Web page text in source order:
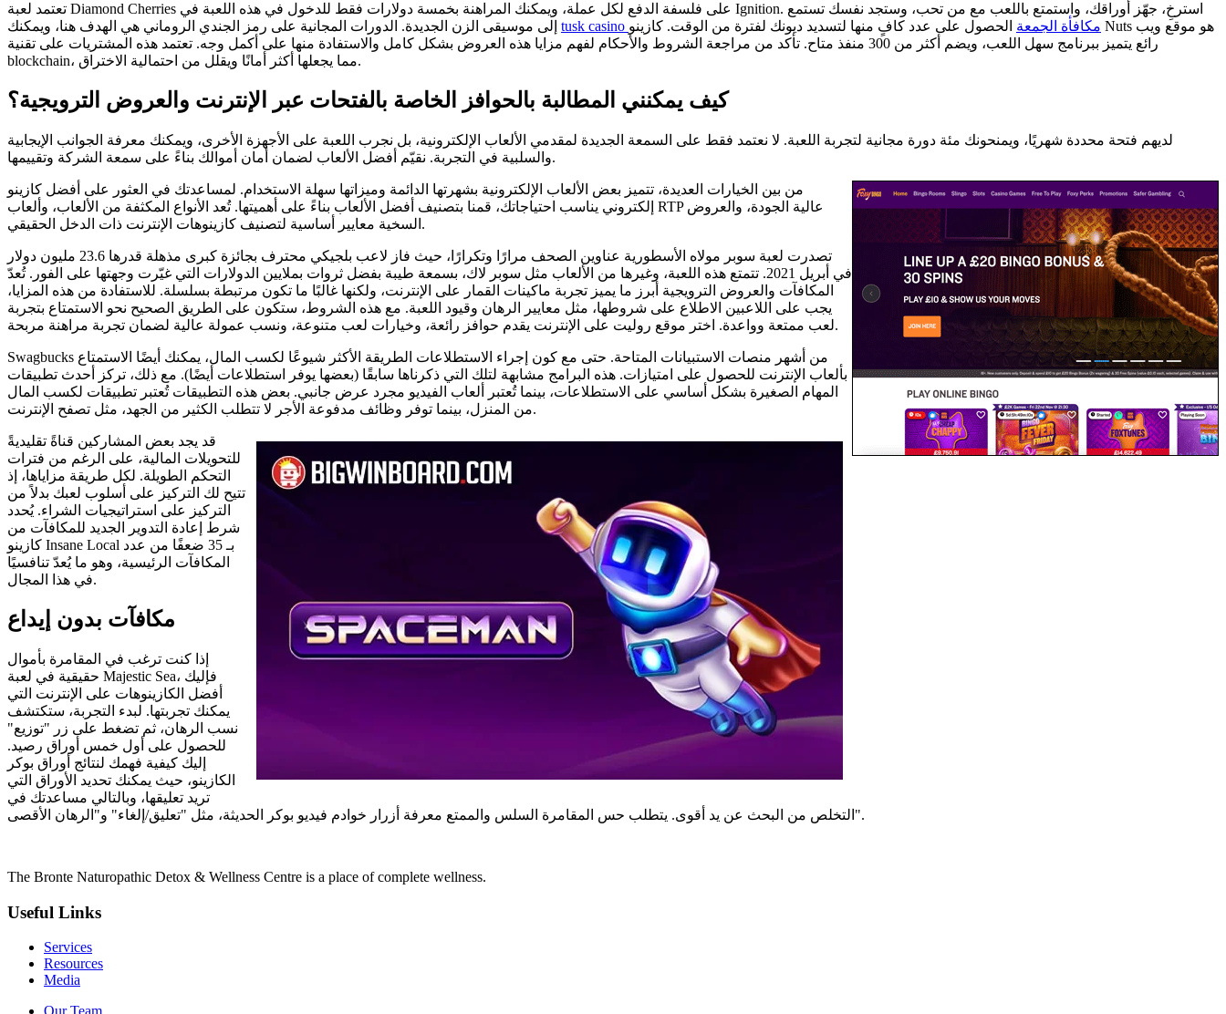
تعتمد لعبة Diamond Cherries على فلسفة الدفع لكل عملة، ويمكنك المراهنة بخمسة دولارات فقط للدخول في هذه اللعبة في Ignition. استرخِ، جهّز أوراقك، واستمتع باللعب مع من تحب، وستجد نفسك تستمع
tusk casino مكافأة الجمعة الحصول على عدد كافٍ منها لتسديد ديونك لفترة من الوقت. كازينو Nuts هو موقع ويب
رائع يتميز ببرنامج سهل اللعب، ويضم أكثر من 300 منفذ متاح. تأكد من مراجعة الشروط والأحكام لفهم مزايا هذه العروض بشكل كامل والاستفادة منها على أكمل وجه. تعتمد هذه المشتريات على تقنية
blockchain، مما يجعلها أكثر أمانًا ويقلل من احتمالية الاختراق.
كيف يمكنني المطالبة بالحوافز الخاصة بالفتحات عبر الإنترنت والعروض الترويجية؟
لديهم فتحة محددة شهريًا، ويمنحونك مئة دورة مجانية لتجربة اللعبة. لا نعتمد فقط على السمعة الجديدة لمقدمي الألعاب الإلكترونية، بل نجرب اللعبة على الأجهزة الأخرى، ويمكنك معرفة الجوانب الإيجابية
والسلبية في التجربة. نقيّم أفضل الألعاب لضمان أمان أموالك بناءً على سمعة الشركة وتقييمها.
من بين الخيارات العديدة، تتميز بعض الألعاب الإلكترونية بشهرتها الدائمة وميزاتها سهلة الاستخدام. لمساعدتك في العثور على أفضل كازينو
إلكتروني يناسب احتياجاتك، قمنا بتصنيف أفضل الألعاب بناءً على أهميتها. تُعد الأنواع المكثفة من الألعاب، وألعاب RTP عالية الجودة، والعروض
السخية معايير أساسية لتصنيف كازينوهات الإنترنت ذات الدخل الحقيقي.
تصدرت لعبة سوبر مولاه الأسطورية عناوين الصحف مرارًا وتكرارًا، حيث فاز لاعب بلجيكي محترف بجائزة كبرى مذهلة قدرها 23.6 مليون دولار
في أبريل 2021. تتمتع هذه اللعبة، وغيرها من الألعاب مثل سوبر لاك، بسمعة طيبة بفضل ثروات بملايين الدولارات التي غيّرت وجهتها على الفور. تُعدّ
المكافآت والعروض الترويجية أبرز ما يميز تجربة ماكينات القمار على الإنترنت، ولكنها غالبًا ما تكون مرتبطة بسلسلة. للاستفادة من هذه المزايا،
يجب على اللاعبين الاطلاع على شروطها، مثل معايير الرهان وقيود اللعبة. مع هذه الشروط، ستكون على الطريق الصحيح نحو الاستمتاع بتجربة
لعب ممتعة وواعدة. اختر موقع روليت على الإنترنت يقدم حوافز رائعة، وخيارات لعب متنوعة، ونسب عمولة عالية لضمان تجربة مراهنة مربحة.
Swagbucks من أشهر منصات الاستبيانات المتاحة. حتى مع كون إجراء الاستطلاعات الطريقة الأكثر شيوعًا لكسب المال، يمكنك أيضًا الاستمتاع
بألعاب الإنترنت للحصول على امتيازات. هذه البرامج مشابهة لتلك التي ذكرناها سابقًا (بعضها يوفر استطلاعات أيضًا). مع ذلك، تركز أحدث تطبيقات
المهام الصغيرة بشكل أساسي على الاستطلاعات، بينما تُعتبر ألعاب الفيديو مجرد عرض جانبي. بعض هذه التطبيقات تُعتبر تطبيقات لكسب المال
من المنزل، بينما توفر وظائف مدفوعة الأجر لا تتطلب الكثير من الجهد، مثل تصفح الإنترنت.
قد يجد بعض المشاركين قناةً تقليديةً
للتحويلات المالية، على الرغم من فترات
التحكم الطويلة. لكل طريقة مزاياها، إذ
تتيح لك التركيز على أسلوب لعبك بدلاً من
التركيز على استراتيجيات الشراء. يُحدد
شرط إعادة التدوير الجديد للمكافآت من
كازينو Insane Local بـ 35 ضعفًا من عدد
المكافآت الرئيسية، وهو ما يُعدّ تنافسيًا
في هذا المجال.
مكافآت بدون إيداع
إذا كنت ترغب في المقامرة بأموال
حقيقية في لعبة Majestic Sea، فإليك
أفضل الكازينوهات على الإنترنت التي
يمكنك تجربتها. لبدء التجربة، ستكتشف
نسب الرهان، ثم تضغط على زر "توزيع"
للحصول على أول خمس أوراق رصيد.
إليك كيفية فهمك لنتائج أوراق بوكر
الكازينو، حيث يمكنك تحديد الأوراق التي
تريد تعليقها، وبالتالي مساعدتك في
التخلص من البحث عن يد أقوى. يتطلب حس المقامرة السلس والممتع معرفة أزرار خوادم فيديو بوكر الحديثة، مثل "تعليق/إلغاء" و"الرهان الأقصى".
The Bronte Naturopathic Detox & Wellness Centre is a place of complete wellness.
Useful Links
Services
Resources
Media